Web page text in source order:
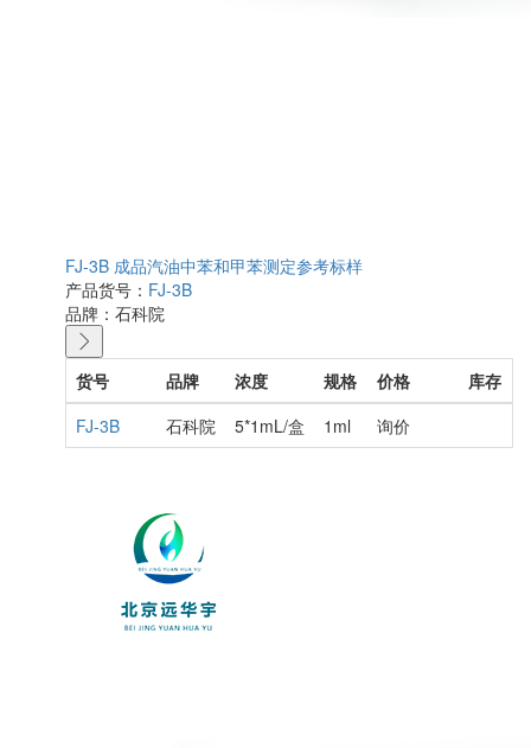
FJ-3B 成品汽油中苯和甲苯测定参考标样
产品货号： FJ-3B
品牌： 石科院
货号 品牌 浓度 规格 价格
库存
FJ-3B
石科院 5*1mL/盒 1ml 询价